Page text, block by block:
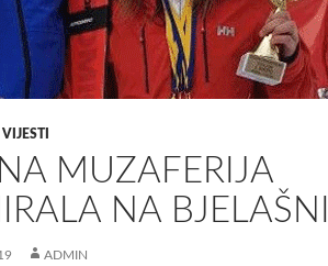
VIJESTI
MUZAFERIJA
NA
ADMIN